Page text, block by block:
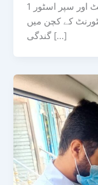
1 ریسٹورنٹ سیل ۔۔۔۔ 1 آئسکریم یونٹ اور سپر اسٹور
کے کچن میں
گندگی […]